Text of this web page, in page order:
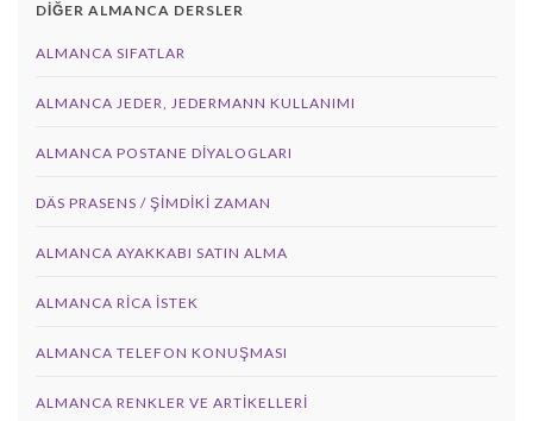
DİĞER ALMANCA DERSLER
ALMANCA SIFATLAR
ALMANCA JEDER, JEDERMANN KULLANIMI
ALMANCA POSTANE DIYALOGLARI
DÄS PRASENS / ŞİMDİKİ ZAMAN
ALMANCA AYAKKABI SATIN ALMA
ALMANCA RICA İSTEK
ALMANCA TELEFON KONUŞMASI
ALMANCA RENKLER VE ARTIKELLERI